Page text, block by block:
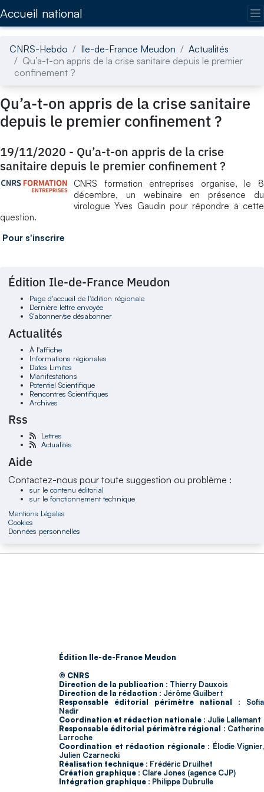
Accueil national
CNRS-Hebdo Ile-de-France Meudon
Actualités
Qu’a-t-on appris de la crise sanitaire depuis le premier
confinement ?
Qu’a-t-on appris de la crise sanitaire
depuis le premier confinement ?
19/11/2020 - Qu’a-t-on appris de la crise
sanitaire depuis le premier confinement ?
CNRS formation entreprises organise, le 8
décembre, un webinaire en présence du
virologue Yves Gaudin pour répondre à cette
question.
Pour s'inscrire
Édition Ile-de-France Meudon
Page d'accueil de l'édition régionale
Dernière lettre envoyée
S'abonner/se désabonner
Actualités
À l'affiche
Informations régionales
Dates Limites
Manifestations
Potentiel Scientifique
Rencontres Scientifiques
Archives
Rss
Lettres
Actualités
Aide
Contactez-nous pour toute suggestion ou problème :
sur le contenu éditorial
sur le fonctionnement technique
Mentions Légales
Cookies
Données personnelles
Édition Ile-de-France Meudon
© CNRS
Direction de la publication : Thierry Dauxois
Direction de la rédaction : Jérôme Guilbert
Responsable éditorial périmètre national : Sofia
Nadir
Coordination et rédaction nationale : Julie Lallemant
Responsable éditorial périmètre régional : Catherine
Larroche
Coordination et rédaction régionale : Élodie Vignier,
Julien Czarnecki
Réalisation technique : Frédéric Druilhet
Création graphique : Clare Jones (agence CJP)
Intégration graphique : Philippe Dubrulle